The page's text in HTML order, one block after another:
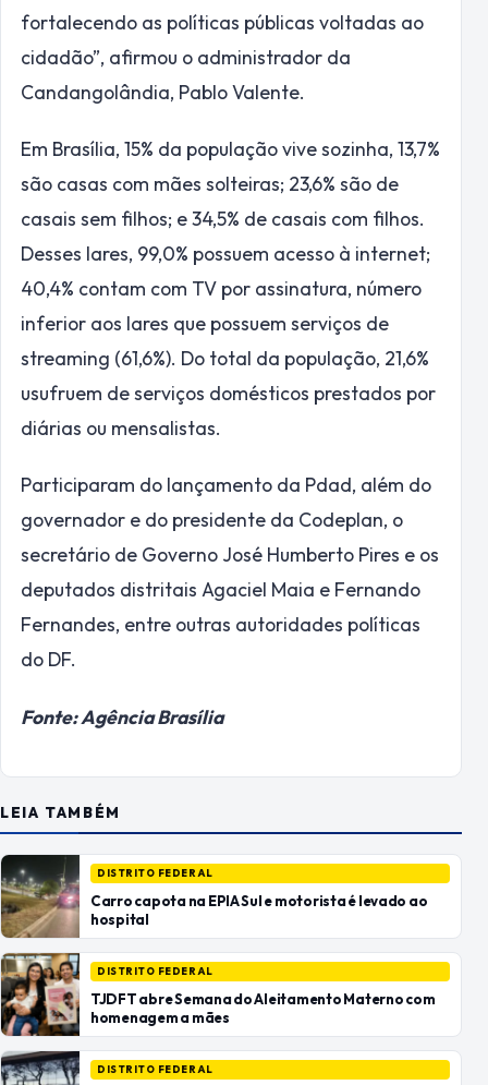
fortalecendo as políticas públicas voltadas ao
cidadão”, afirmou o administrador da
Candangolândia, Pablo Valente.
Em Brasília, 15% da população vive sozinha, 13,7%
são casas com mães solteiras; 23,6% são de
casais sem filhos; e 34,5% de casais com filhos.
Desses lares, 99,0% possuem acesso à internet;
40,4% contam com TV por assinatura, número
inferior aos lares que possuem serviços de
streaming (61,6%). Do total da população, 21,6%
usufruem de serviços domésticos prestados por
diárias ou mensalistas.
Participaram do lançamento da Pdad, além do
governador e do presidente da Codeplan, o
secretário de Governo José Humberto Pires e os
deputados distritais Agaciel Maia e Fernando
Fernandes, entre outras autoridades políticas
do DF.
Fonte: Agência Brasília
LEIA TAMBÉM
DISTRITO FEDERAL
Carro capota na EPIA Sul e motorista é levado ao
hospital
DISTRITO FEDERAL
TJDFT abre Semana do Aleitamento Materno com
homenagem a mães
DISTRITO FEDERAL